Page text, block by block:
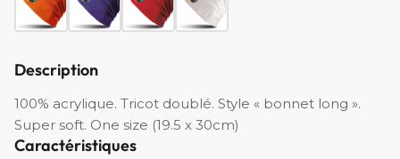
Description
100% acrylique. Tricot doublé. Style « bonnet long ».
Super soft. One size (19.5 x 30cm)
Caractéristiques